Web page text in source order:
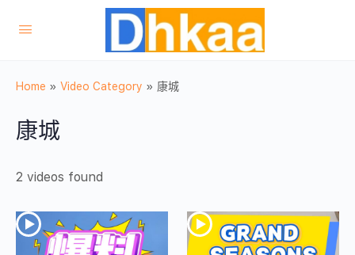
Home » Video Category » 康城
康城
2 videos found